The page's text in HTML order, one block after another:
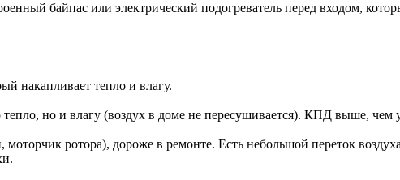
байпас или электрический подогреватель перед входом,
накапливает тепло и влагу.
но и влагу (воздух в доме не пересушивается). КПД выше, чем
ротора), дороже в ремонте. Есть небольшой переток